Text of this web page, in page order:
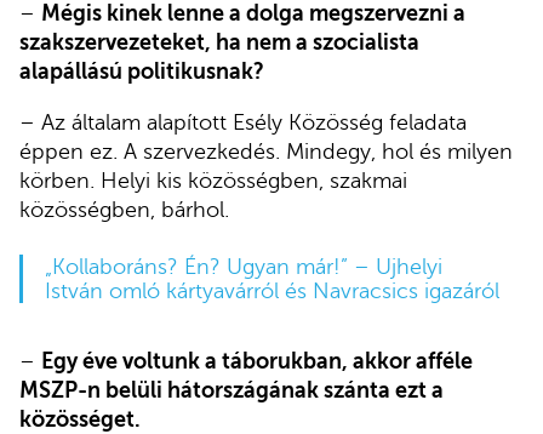
– Mégis kinek lenne a dolga megszervezni a
szakszervezeteket, ha nem a szocialista
alapállású politikusnak?
– Az általam alapított Esély Közösség feladata
éppen ez. A szervezkedés. Mindegy, hol és milyen
körben. Helyi kis közösségben, szakmai
közösségben, bárhol.
„Kollaboráns? Én? Ugyan már!” – Ujhelyi
István omló kártyavárról és Navracsics igazáról
– Egy éve voltunk a táborukban, akkor afféle
MSZP-n belüli hátországának szánta ezt a
közösséget.